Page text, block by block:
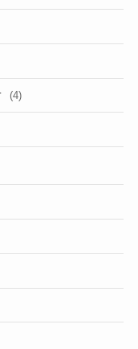
(4)